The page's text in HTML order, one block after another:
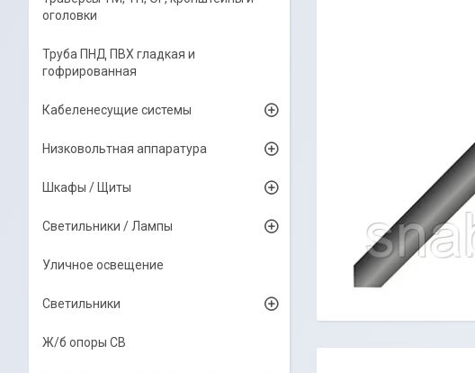
оголовки
Труба ПНД ПВХ гладкая и
гофрированная
Кабеленесущие системы
Низковольтная аппаратура
Шкафы / Щиты
Светильники / Лампы
Уличное освещение
Светильники
Ж/б опоры СВ